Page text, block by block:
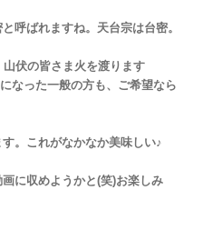
呼ばれますね。天台宗は台密。
伏の皆さま火を渡ります
なった一般の方も、ご希望なら
。これがなかなか美味しい♪
に収めようかと(笑)お楽しみ